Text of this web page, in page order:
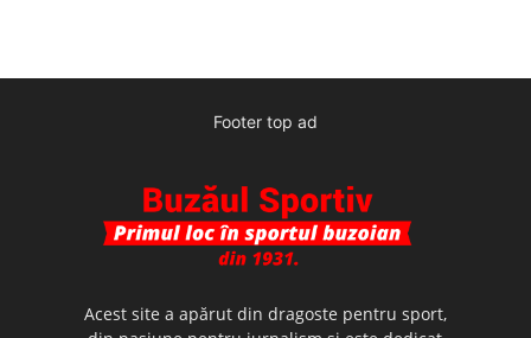
Footer top ad
Acest site a apărut din dragoste pentru sport,